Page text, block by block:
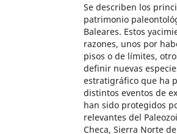
Se describen los
patrimonio
Baleares. Estos
razones, unos por
pisos o de límites,
definir nuevas
estratigráfico que ha
distintos eventos de
han sido protegidos
relevantes del
Checa, Sierra Norte